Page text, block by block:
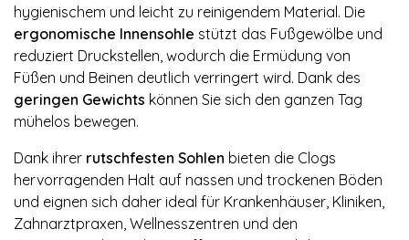
hygienischem und leicht zu reinigendem Material. Die
ergonomische Innensohle stützt das Fußgewölbe und
reduziert Druckstellen, wodurch die Ermüdung von
Füßen und Beinen deutlich verringert wird. Dank des
geringen Gewichts können Sie sich den ganzen Tag
mühelos bewegen.
Dank ihrer rutschfesten Sohlen bieten die Clogs
hervorragenden Halt auf nassen und trockenen Böden
und eignen sich daher ideal für Krankenhäuser, Kliniken,
Zahnarztpraxen, Wellnesszentren und den